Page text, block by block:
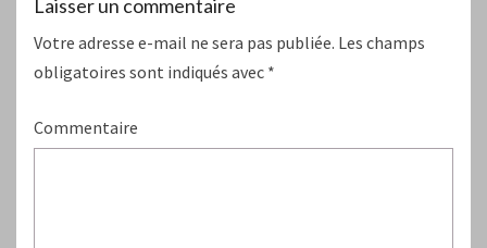
Laisser un commentaire
Votre adresse e-mail ne sera pas publiée. Les champs
obligatoires sont indiqués avec *
Commentaire